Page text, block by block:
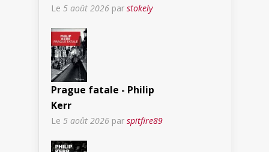
Le 5 août 2026 par stokely
Prague fatale - Philip
Kerr
Le 5 août 2026 par spitfire89